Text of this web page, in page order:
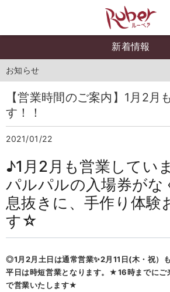
新着情報
お知らせ
【営業時間のご案内】1月2月
す！！
2021/01/22
♪1月2月も営業してい
パルパルの入場券がな
息抜きに、手作り体験
す☆
◎1月2月土日は通常営業✨2月11日(木・祝）
平日は時短営業となります。★16時までにご
で営業いたします★